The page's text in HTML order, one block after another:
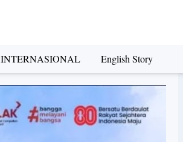
INTERNASIONAL English Story